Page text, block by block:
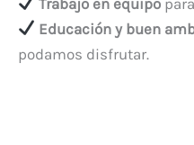
Educación y buen
podamos disfrutar.